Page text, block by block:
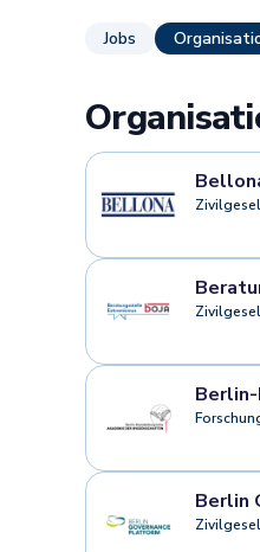
Jobs
Berlin